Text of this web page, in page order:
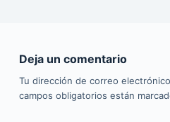
Deja un comentario
Tu dirección de correo
campos obligatorios están